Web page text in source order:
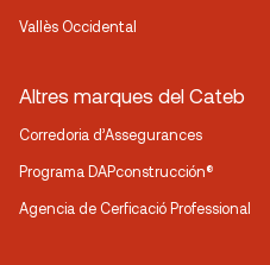
Vallès Occidental
Altres marques del Cateb
Corredoria d’Assegurances
Programa DAPconstrucción®
Agencia de Cerficació Professional